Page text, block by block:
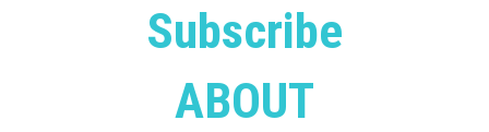
Subscribe
ABOUT